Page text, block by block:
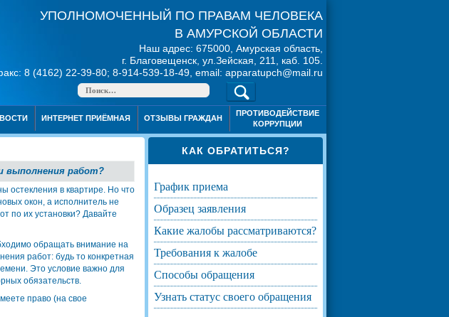
УПОЛНОМОЧЕННЫЙ ПО ПРАВАМ ЧЕЛОВЕКА
В АМУРСКОЙ ОБЛАСТИ
Наш адрес: 675000, Амурская область,
г. Благовещенск, ул.Зейская, 211, каб. 105.
8 (4162) 22-39-80; 8-914-539-18-49, email: apparatupch@mail.ru
ИНТЕРНЕТ ПРИЁМНАЯ ОТЗЫВЫ ГРАЖДАН
ПРОТИВОДЕЙСТВИЕ
КОРРУПЦИИ
выполнения работ?
остекления в квартире. Но что
окон, а исполнитель не
по их установки? Давайте
обращать внимание на
работ: будь то конкретная
Это условие важно для
обязательств.
право (на свое
КАК ОБРАТИТЬСЯ?
график приема
образец заявления
какие жалобы рассматриваются?
требования к жалобе
способы обращения
узнать статус своего обращения